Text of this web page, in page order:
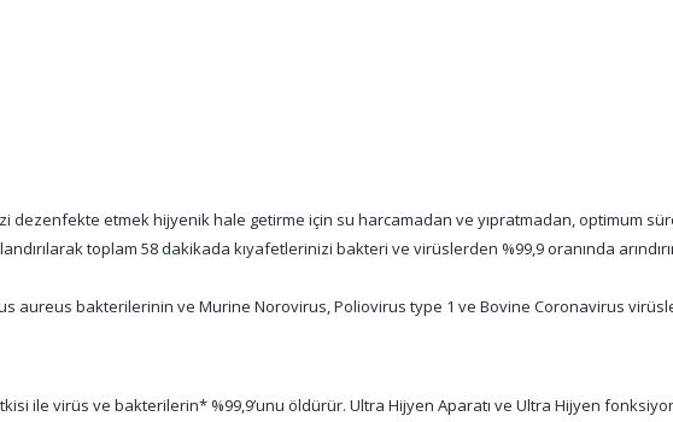
dezenfekte etmek hijyenik hale getirme için su harcamadan ve yıpratmadan, optimum
toplam 58 dakikada kıyafetlerinizi bakteri ve virüslerden %99,9 oranında
aureus bakterilerinin ve Murine Norovirus, Poliovirus type 1 ve Bovine Coronavirus
ile virüs ve bakterilerin* %99,9’unu öldürür. Ultra Hijyen Aparatı ve Ultra Hijyen